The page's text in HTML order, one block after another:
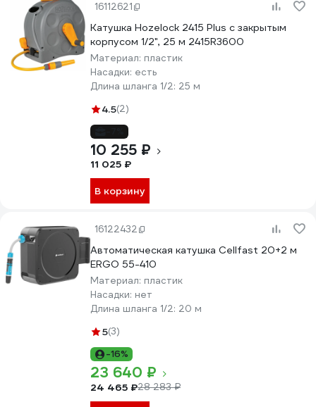
16112621
Катушка Hozelock 2415 Plus с закрытым
корпусом 1/2", 25 м 2415R3600
Материал: пластик
Насадки: есть
Длина шланга 1/2: 25 м
4.5(2)
10 255 ₽
11 025 ₽
В корзину
16122432
Автоматическая катушка Cellfast 20+2 м
ERGO 55-410
Материал: пластик
Насадки: нет
Длина шланга 1/2: 20 м
5(3)
-16%
23 640 ₽
24 465 ₽28 283 ₽